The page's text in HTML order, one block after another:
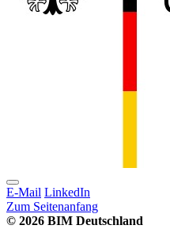
E-Mail LinkedIn
Zum Seitenanfang
© 2026 BIM Deutschland